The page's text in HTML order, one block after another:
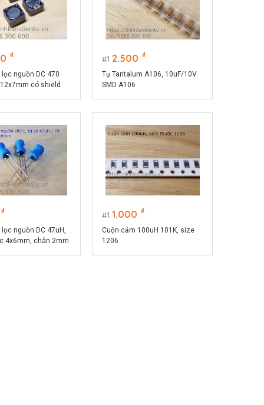
₫
lọc nguồn DC 470
có shield
1 2.500 ₫
Tụ Tantalum A106, 10uF/10V
SMD A106
₫
nguồn DC 47uH,
4x6mm, chân 2mm
1 1.000 ₫
Cuộn cảm 100uH 101K, size
1206